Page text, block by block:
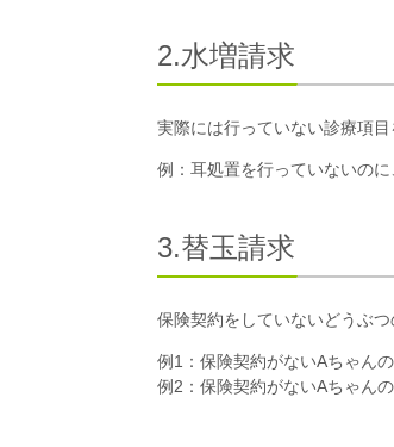
2.水増請求
実際には行っていない診療項
例：耳処置を行っていないの
3.替玉請求
保険契約をしていないどうぶ
例1：保険契約がないAちゃん
例2：保険契約がないAちゃん